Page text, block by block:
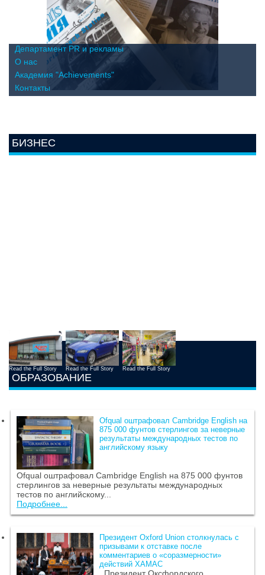
Департамент PR и рекламы
О нас
Академия "Achievements"
Контакты
БИЗНЕС
Read the Full Story Read the Full Story Read the Full Story
ОБРАЗОВАНИЕ
Ofqual оштрафовал Cambridge English на
875 000 фунтов стерлингов за неверные
результаты международных тестов по
английскому языку
Ofqual оштрафовал Cambridge English на 875 000 фунтов
стерлингов за неверные результаты международных
тестов по английскому...
Подробнее...
Президент Oxford Union столкнулась с
призывами к отставке после
комментариев о «соразмерности»
действий ХАМАС
Президент Оксфордского